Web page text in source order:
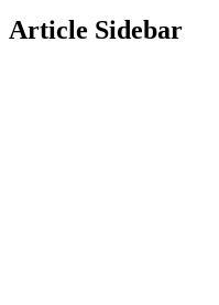
Article Sidebar